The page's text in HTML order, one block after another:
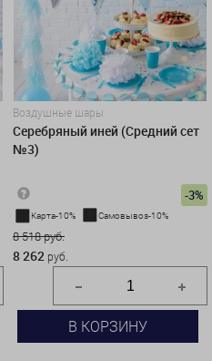
Воздушные шары
Серебряный иней (Средний сет
№3)
-3%
Карта-10% Самовывоз-10%
8 518 руб.
8 262 руб.
В КОРЗИНУ